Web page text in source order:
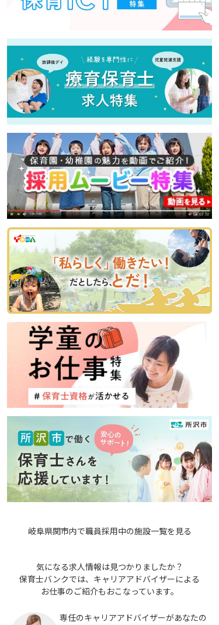
岐阜県関市内で職員採用中の施設一覧を見る
気になる求人情報は見つかりましたか？
保育士バンクでは、キャリアアドバイザーによる
お仕事のご紹介もおこなっています。
専任のキャリアアドバイザーがあなたの